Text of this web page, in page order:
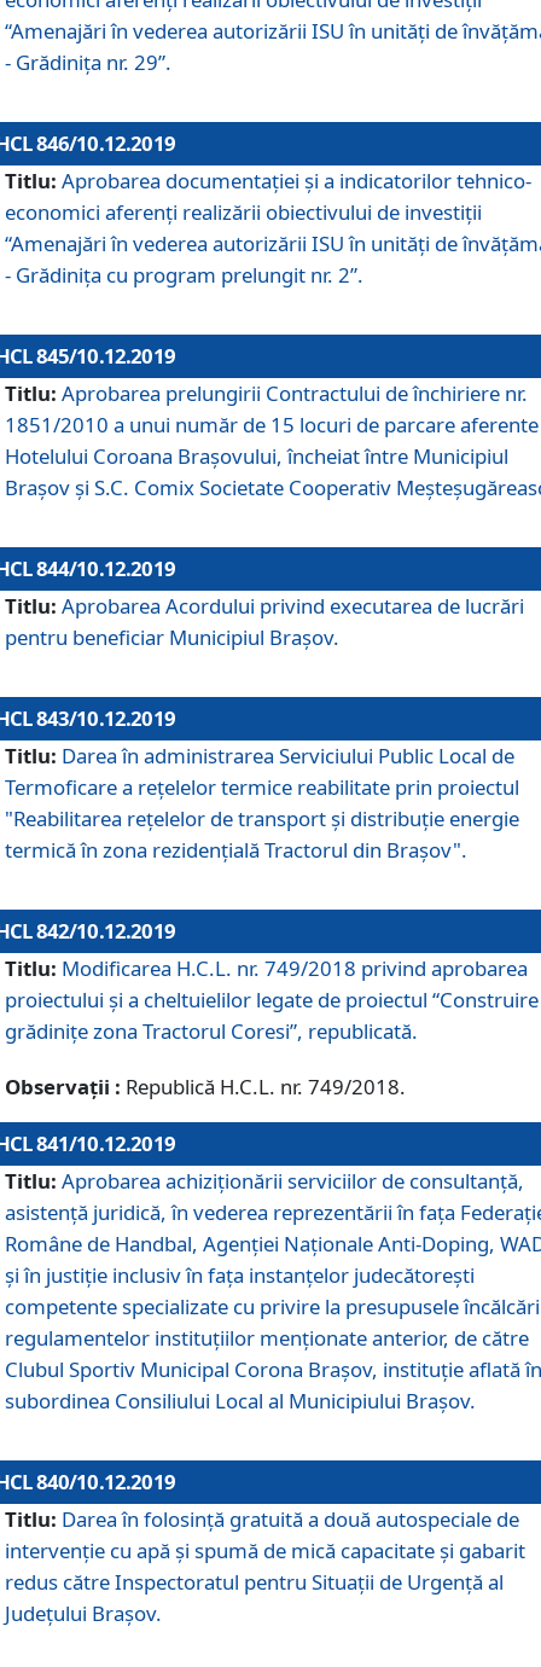
“Amenajări în vederea autorizării ISU în unități de
- Grădinița nr. 29”.
846/10.12.2019
Titlu: Aprobarea documentației și a indicatorilor tehnico-
economici aferenți realizării obiectivului de investiții
“Amenajări în vederea autorizării ISU în unități de
- Grădinița cu program prelungit nr. 2”.
845/10.12.2019
Titlu: Aprobarea prelungirii Contractului de închiriere nr.
1851/2010 a unui număr de 15 locuri de parcare aferente
Hotelului Coroana Brașovului, încheiat între Municipiul
Braşov şi S.C. Comix Societate Cooperativ
844/10.12.2019
Titlu: Aprobarea Acordului privind executarea de lucrări
pentru beneficiar Municipiul Brașov.
843/10.12.2019
Titlu: Darea în administrarea Serviciului Public Local de
Termoficare a rețelelor termice reabilitate prin proiectul
"Reabilitarea reţelelor de transport şi distribuţie energie
termică în zona rezidenţială Tractorul din Braşov".
842/10.12.2019
Titlu: Modificarea H.C.L. nr. 749/2018 privind aprobarea
proiectului și a cheltuielilor legate de proiectul “Construire
grădinițe zona Tractorul Coresi”, republicată.
Observații : Republică H.C.L. nr. 749/2018.
841/10.12.2019
Titlu: Aprobarea achiziționării serviciilor de consultanță,
asistență juridică, în vederea reprezentării în fața
Române de Handbal, Agenției Naționale Anti-Doping,
și în justiție inclusiv în fața instanțelor judecătorești
competente specializate cu privire la presupusele
regulamentelor instituțiilor menționate anterior, de către
Clubul Sportiv Municipal Corona Braşov, instituție aflată în
subordinea Consiliului Local al Municipiului Brașov.
840/10.12.2019
Titlu: Darea în folosință gratuită a două autospeciale de
intervenție cu apă și spumă de mică capacitate și gabarit
redus către Inspectoratul pentru Situaţii de Urgenţă al
Judeţului Brașov.